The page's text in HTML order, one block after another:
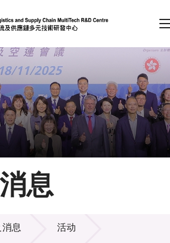
（按回车键）
会员登录
A A EN 繁 简
息
消息 活动